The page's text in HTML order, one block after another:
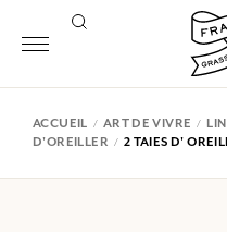
ACCUEIL ART DE VIVRE
D'OREILLER
2 TAIES D'